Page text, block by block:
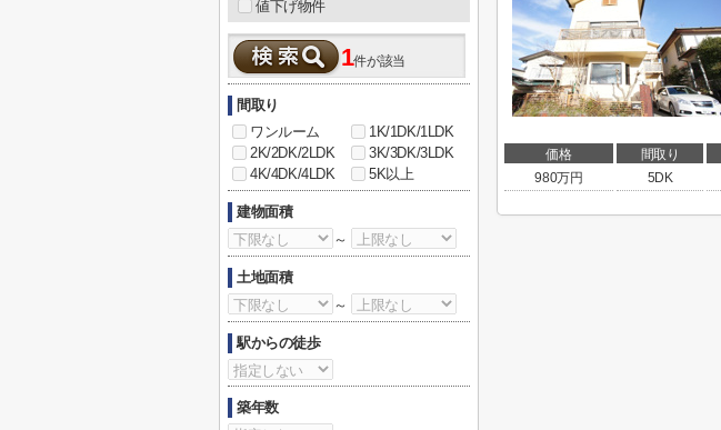
価格 間取り
980万円 5DK
値下げ物件
1件が該当
間取り
ワンルーム
1K/1DK/1LDK
2K/2DK/2LDK
3K/3DK/3LDK
4K/4DK/4LDK
5K以上
建物面積
～
土地面積
～
駅からの徒歩
築年数